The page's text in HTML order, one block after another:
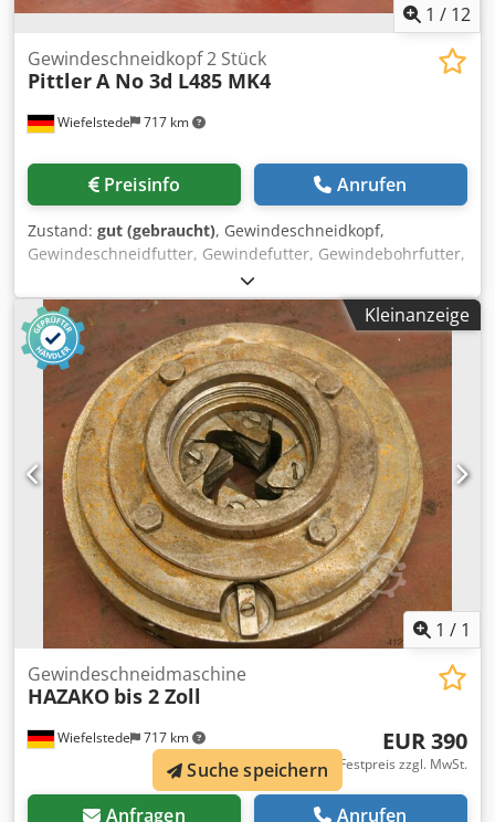
1 / 12
Wiefelstede 717 km
Gewindeschneidkopf 2 Stück
PittlerA No 3d L485 MK4
Preisinfo Anrufen
Zustand: gut (gebraucht), Gewindeschneidkopf,
Gewindeschneidfutter, Gewindefutter, Gewindebohrfutter,
Fräswerkzeug, Gewindeschneidapparat Cjdpfx Aorvlduom
Rorf -Hersteller: Pittler, selbstöffnende
Gewindeschneidköpfe 2 Stück -Typ: Modell A No 3d L485 -
Größe: M7 x 1,25 1 Stück -Größe: Ø 24 mm Aufnahme MK4
1 Stück -Preis/Abgabe: komplett -Transportabmessung:
180/140/H310 mm -Gewicht: 8,5 kg
Kleinanzeige
1 / 1
Wiefelstede 717 km
Gewindeschneidmaschine
HAZAKO bis 2 Zoll
EUR 390
Festpreis zzgl. MwSt.
Anfragen Anrufen
Suche speichern